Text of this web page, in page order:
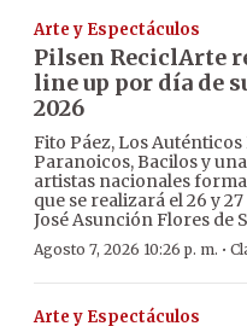
Arte y Espectáculos
Pilsen ReciclArte
line up por día de
2026
Fito Páez, Los
Paranoicos, Bacilos y
artistas nacionales
que se realizará el 26 y
José Asunción Flores de
Agosto 7, 2026 10:26 p. m. ·
Arte y Espectáculos